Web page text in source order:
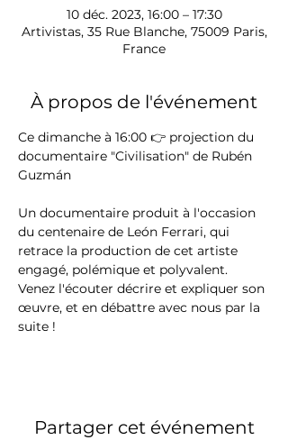
10 déc. 2023, 16:00 – 17:30
Artivistas, 35 Rue Blanche, 75009 Paris,
France
À propos de l'événement
Ce dimanche à 16:00 👉 projection du
documentaire "Civilisation" de Rubén
Guzmán
Un documentaire produit à l'occasion
du centenaire de León Ferrari, qui
retrace la production de cet artiste
engagé, polémique et polyvalent.
Venez l'écouter décrire et expliquer son
œuvre, et en débattre avec nous par la
suite !
Partager cet événement